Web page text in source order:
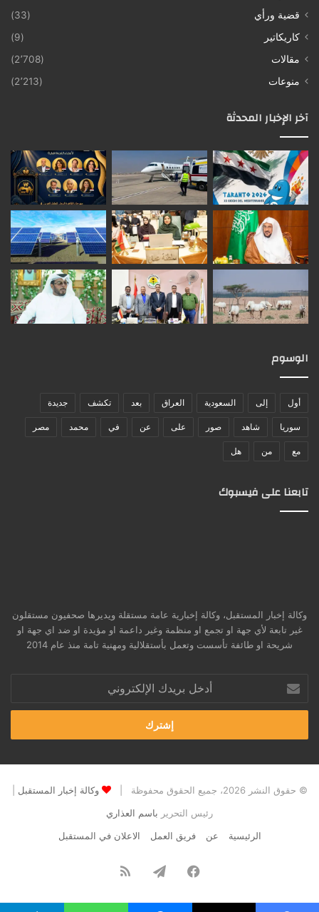
قضية ورأي
(33)
كاريكاتير
(9)
مقالات
(2٬708)
منوعات
(2٬213)
آخر الإخبار المحدثة
الوسوم
أول إلى السعودية العراق بعد تكشف جديدة
سوريا شاهد صور على عن في محمد مصر
مع من هل
تابعنا على فيسبوك
وكالة إخبار المستقبل، وكالة إخبارية عامة مستقلة ويديرها صحفيون مستقلون
غير تابعة لأي جهة او تجمع او منظمة وغير داعمة او مؤيدة او ضد اي جهة او
شريحة او طائفة تأسست وتعمل بأستقلالية ومهنية تامة منذ عام 2014
بريدك
الإلكتروني
© حقوق النشر 2026، جميع الحقوق محفوظة | وكالة إخبار المستقبل
رئيس التحرير باسم العذاري
الرئيسية
عن فريق العمل الاعلان في المستقبل
فيسبوك تيلقرام
الموقع